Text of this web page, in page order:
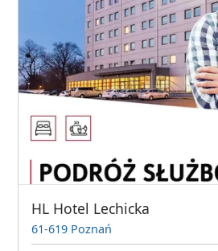
HL Hotel Lechicka
61-619 Poznań